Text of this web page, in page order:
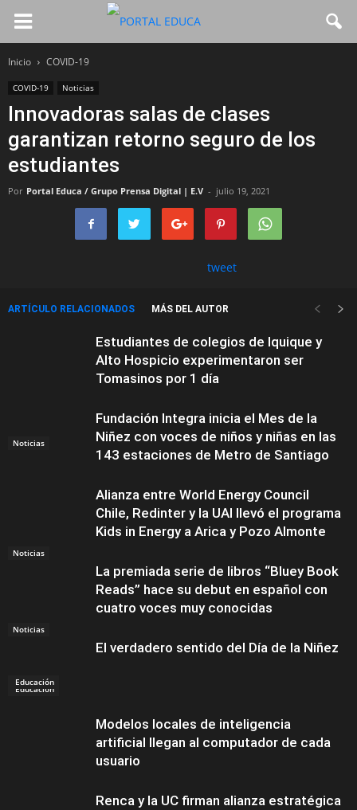
Inicio COVID-19
COVID-19 Noticias
Innovadoras salas de clases
garantizan retorno seguro de los
estudiantes
Por Portal Educa / Grupo Prensa Digital | E.V - julio 19, 2021
tweet
ARTÍCULO RELACIONADOS MÁS DEL AUTOR
Noticias
Estudiantes de colegios de Iquique y
Alto Hospicio experimentaron ser
Tomasinos por 1 día
Noticias
Fundación Integra inicia el Mes de la
Niñez con voces de niños y niñas en las
143 estaciones de Metro de Santiago
Noticias
Alianza entre World Energy Council
Chile, Redinter y la UAI llevó el programa
Kids in Energy a Arica y Pozo Almonte
Educación
La premiada serie de libros “Bluey Book
Reads” hace su debut en español con
cuatro voces muy conocidas
Educación
El verdadero sentido del Día de la Niñez
Modelos locales de inteligencia
artificial llegan al computador de cada
usuario
Renca y la UC firman alianza estratégica